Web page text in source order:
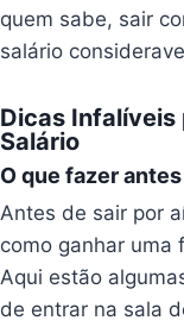
quem sabe, sair
salário
Dicas Infalíveis
Salário
O que fazer
Antes de sair por
como ganhar uma
Aqui estão
de entrar na sala